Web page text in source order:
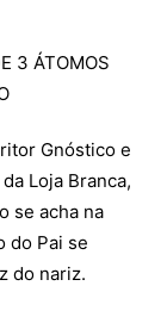
3 ÁTOMOS
Gnóstico e
Loja Branca,
se acha na
do Pai se
do nariz.